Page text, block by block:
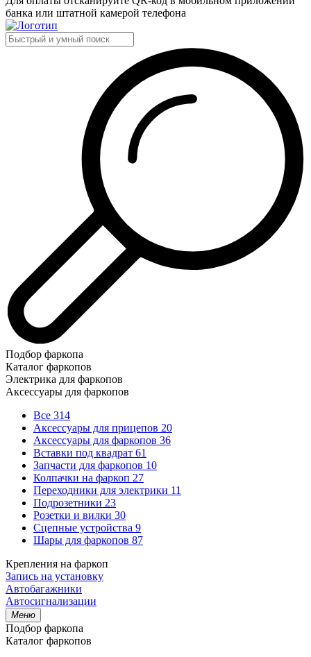
банка или штатной камерой телефона
Подбор фаркопа
Каталог фаркопов
Электрика для фаркопов
Аксессуары для фаркопов
Все 314
Аксессуары для прицепов 20
Аксессуары для фаркопов 36
Вставки под квадрат 61
Запчасти для фаркопов 10
Колпачки на фаркоп 27
Переходники для электрики 11
Подрозетники 23
Розетки и вилки 30
Сцепные устройства 9
Шары для фаркопов 87
Крепления на фаркоп
Запись на установку
Автобагажники
Автосигнализации
Меню
Подбор фаркопа
Каталог фаркопов